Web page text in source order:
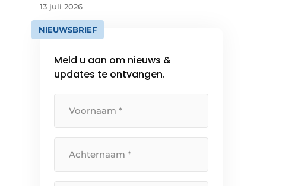
13 juli 2026
NIEUWSBRIEF
Meld u aan om nieuws &
updates te ontvangen.